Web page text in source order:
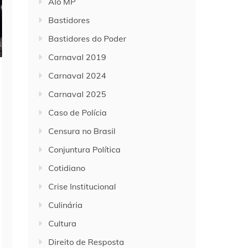
Bastidores
Bastidores do Poder
Carnaval 2019
Carnaval 2024
Carnaval 2025
Caso de Polícia
Censura no Brasil
Conjuntura Política
Cotidiano
Crise Institucional
Culinária
Cultura
Direito de Resposta